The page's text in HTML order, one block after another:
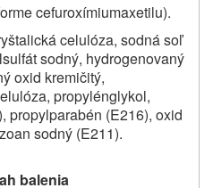
cefuroxímiumaxetilu).
celulóza, sodná soľ
sodný, hydrogenovaný
oxid kremičitý,
propylénglykol,
propylparabén (E216), oxid
sodný (E211).
balenia